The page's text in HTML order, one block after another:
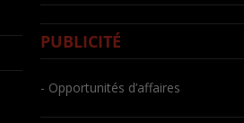
PUBLICITÉ
- Opportunités d’affaires